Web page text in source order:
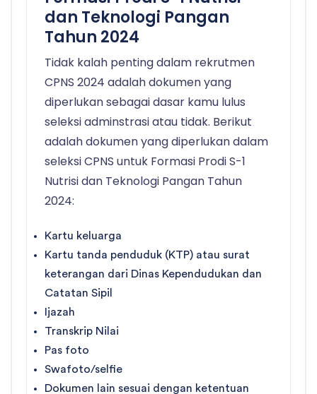
dan Teknologi Pangan
Tahun 2024
Tidak kalah penting dalam rekrutmen
CPNS 2024 adalah dokumen yang
diperlukan sebagai dasar kamu lulus
seleksi adminstrasi atau tidak. Berikut
adalah dokumen yang diperlukan dalam
seleksi CPNS untuk Formasi Prodi S-1
Nutrisi dan Teknologi Pangan Tahun
2024:
Kartu keluarga
Kartu tanda penduduk (KTP) atau surat
keterangan dari Dinas Kependudukan dan
Catatan Sipil
Ijazah
Transkrip Nilai
Pas foto
Swafoto/selfie
Dokumen lain sesuai dengan ketentuan